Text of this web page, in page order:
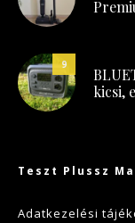
9
kicsi,
Teszt Plussz
Adatkezelési